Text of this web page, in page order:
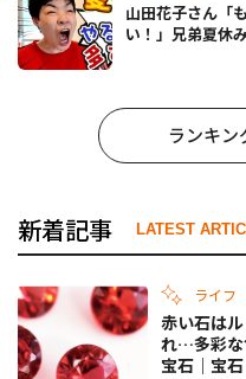
山田花子さん「
い！」兄弟夏休
ランキン
新着記事 LATEST
ライフ
赤い石は
れ…多彩な
宝石｜宝